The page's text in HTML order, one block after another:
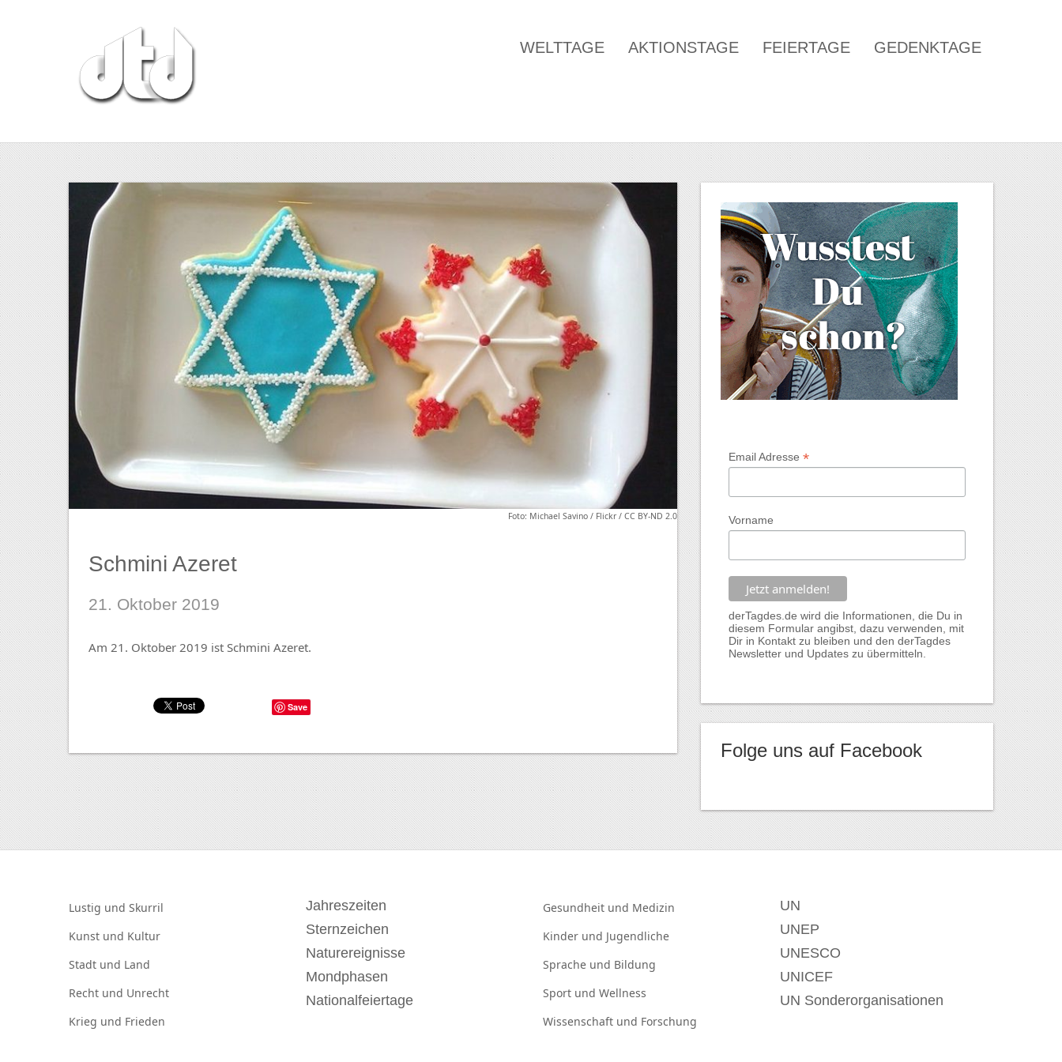
WELTTAGE AKTIONSTAGE FEIERTAGE GEDENKTAGE
Foto: Michael Savino / Flickr / CC BY-ND 2.0
Schmini Azeret
21. Oktober 2019
Am 21. Oktober 2019 ist Schmini Azeret.
Save
Email Adresse *
Vorname
derTagdes.de wird die Informationen, die Du in
diesem Formular angibst, dazu verwenden, mit
Dir in Kontakt zu bleiben und den derTagdes
Newsletter und Updates zu übermitteln.
Folge uns auf Facebook
Lustig und Skurril
Kunst und Kultur
Stadt und Land
Recht und Unrecht
Krieg und Frieden
Jahreszeiten
Sternzeichen
Naturereignisse
Mondphasen
Nationalfeiertage
Gesundheit und Medizin
Kinder und Jugendliche
Sprache und Bildung
Sport und Wellness
Wissenschaft und Forschung
UN
UNEP
UNESCO
UNICEF
UN Sonderorganisationen